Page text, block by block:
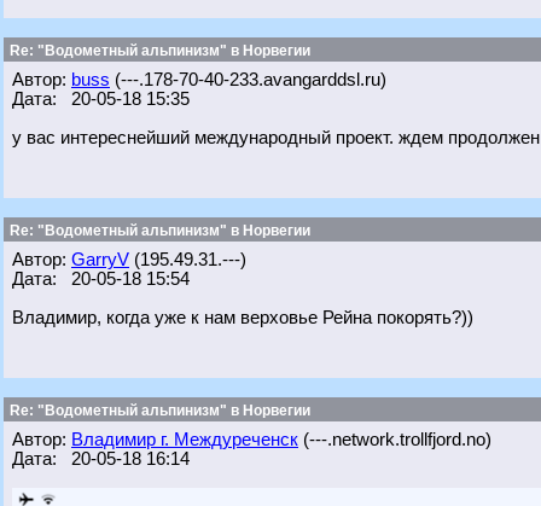
Re: "Водометный альпинизм" в Норвегии
Автор: buss (---.178-70-40-233.avangarddsl.ru)
Дата: 20-05-18 15:35
у вас интереснейший международный проект. ждем
Re: "Водометный альпинизм" в Норвегии
Автор: GarryV (195.49.31.---)
Дата: 20-05-18 15:54
Владимир, когда уже к нам верховье Рейна покорять?))
Re: "Водометный альпинизм" в Норвегии
Автор: Владимир г. Междуреченск (---.network.trollfjord.no)
Дата: 20-05-18 16:14